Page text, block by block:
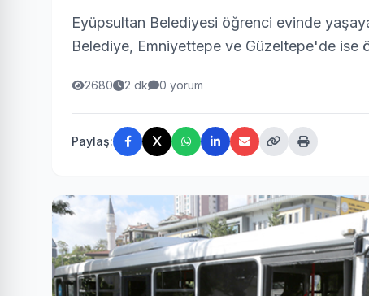
Eyüpsultan Belediyesi öğrenci evinde
Belediye, Emniyettepe ve Güzeltepe'de ise
2680 2 dk 0 yorum
Paylaş: